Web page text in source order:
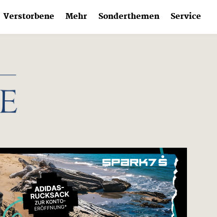
Verstorbene Mehr Sonderthemen Service